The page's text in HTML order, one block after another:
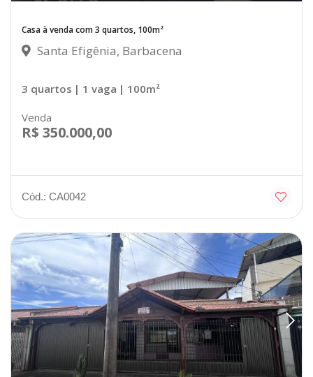
Casa à venda com 3 quartos, 100m²
Santa Efigênia, Barbacena
3 quartos | 1 vaga | 100m²
Venda
R$ 350.000,00
Cód.: CA0042